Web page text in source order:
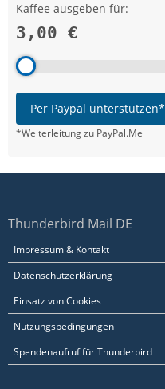
Kaffee ausgeben für:
3,00 €
Per Paypal unterstützen*
*Weiterleitung zu PayPal.Me
Thunderbird Mail DE
Impressum & Kontakt
Datenschutzerklärung
Einsatz von Cookies
Nutzungsbedingungen
Spendenaufruf für Thunderbird